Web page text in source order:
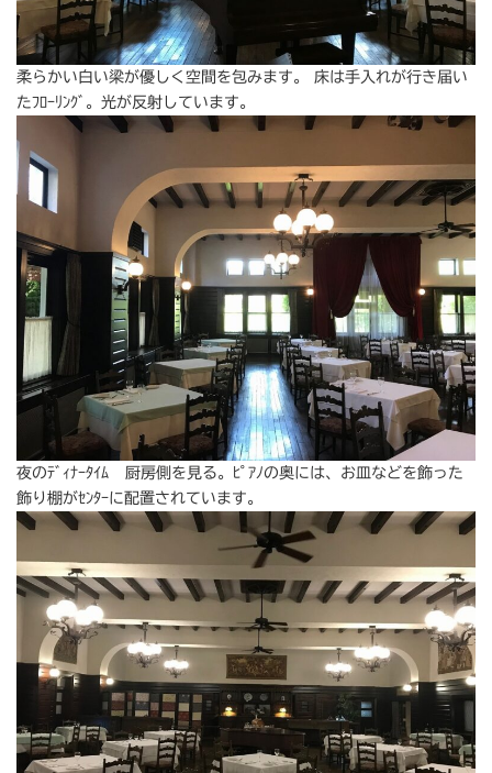
柔らかい白い梁が優しく空間を包みます。 床は手入れが行き届い
たﾌﾛｰﾘﾝｸﾞ。光が反射しています。
夜のﾃﾞｨﾅｰﾀｲﾑ 厨房側を見る。ﾋﾟｱﾉの奥には、お皿などを飾った
飾り棚がｾﾝﾀｰに配置されています。